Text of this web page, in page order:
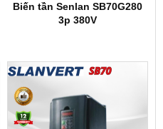
Biến tần Senlan SB70G280
3p 380V